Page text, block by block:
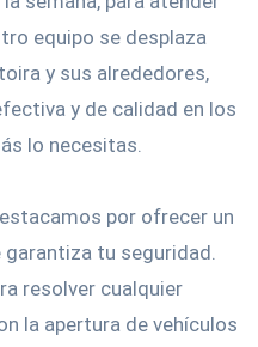
equipo se desplaza
y sus alrededores,
y de calidad en los
lo necesitas.
por ofrecer un
tu seguridad.
resolver cualquier
la apertura de vehículos